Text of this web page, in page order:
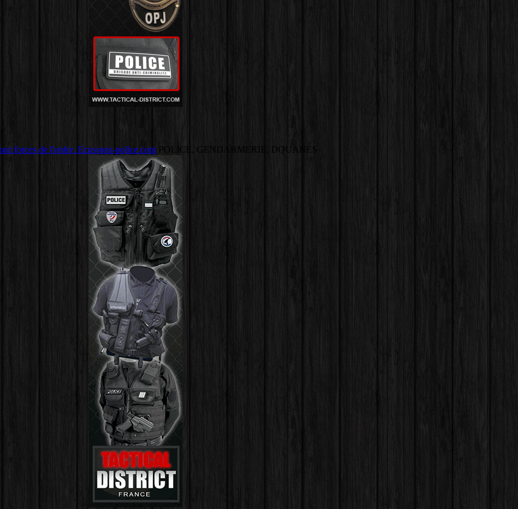
forces de l'ordre. Ecussons-police.com POLICE, GENDARMERIE, DOUANES